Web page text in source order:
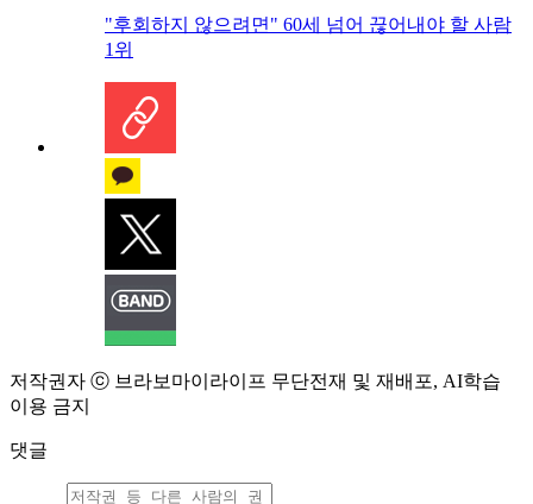
"후회하지 않으려면" 60세 넘어 끊어내야 할 사람
1위
저작권자 ⓒ 브라보마이라이프 무단전재 및 재배포, AI학습
이용 금지
댓글